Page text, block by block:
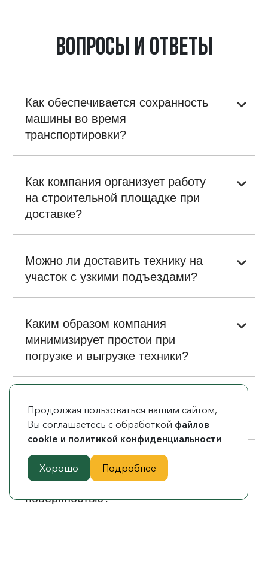
Вопросы и ответы
Как обеспечивается сохранность
машины во время
транспортировки?
Как компания организует работу
на строительной площадке при
доставке?
Можно ли доставить технику на
участок с узкими подъездами?
Каким образом компания
минимизирует простои при
погрузке и выгрузке техники?
соблюдение сроков доставки?
Можно ли транспортировать катки
по дорогам с разной
поверхностью?
Продолжая пользоваться нашим сайтом,
Вы соглашаетесь с обработкой файлов
cookie и политикой конфиденциальности
Хорошо Подробнее